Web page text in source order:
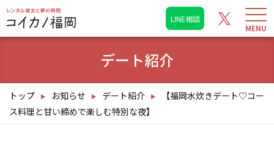
LINE相談
デート紹介
トップ お知らせ デート紹介
【福岡水炊きデート♡コー
ス料理と甘い締めで楽しむ特別な夜】